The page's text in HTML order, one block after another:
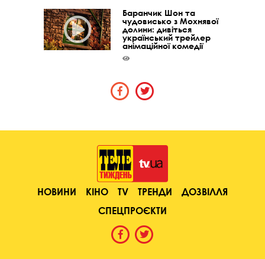
Баранчик Шон та
чудовисько з Мохнявої
долини: дивіться
український трейлер
анімаційної комедії
НОВИНИ КІНО TV ТРЕНДИ
ДОЗВІЛЛЯ
СПЕЦПРОЄКТИ